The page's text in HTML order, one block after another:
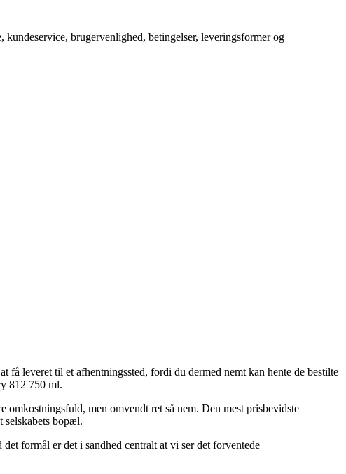
brugervenlighed, betingelser, leveringsformer og
leveret til et afhentningssted, fordi du dermed nemt kan hente de bestilte
812 750 ml.
men omvendt ret så nem. Den mest prisbevidste
selskabets bopæl.
formål er det i sandhed centralt at vi ser det forventede